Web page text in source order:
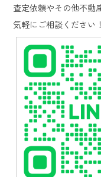
査定依頼やその他不動
気軽にご相談ください！